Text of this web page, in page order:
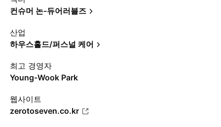
컨슈머 논-듀어러블즈
산업
하우스홀드/퍼스널 케어
최고 경영자
Young-Wook Park
웹사이트
zerotoseven.co.kr